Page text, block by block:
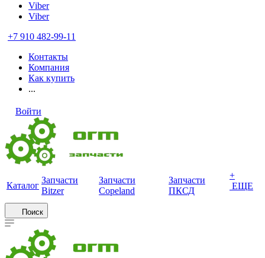
Viber
Viber
+7 910 482-99-11
Контакты
Компания
Как купить
...
Войти
Каталог
Запчасти
Bitzer
Запчасти
Copeland
Запчасти
ПКСД
+
ЕЩЕ
Поиск